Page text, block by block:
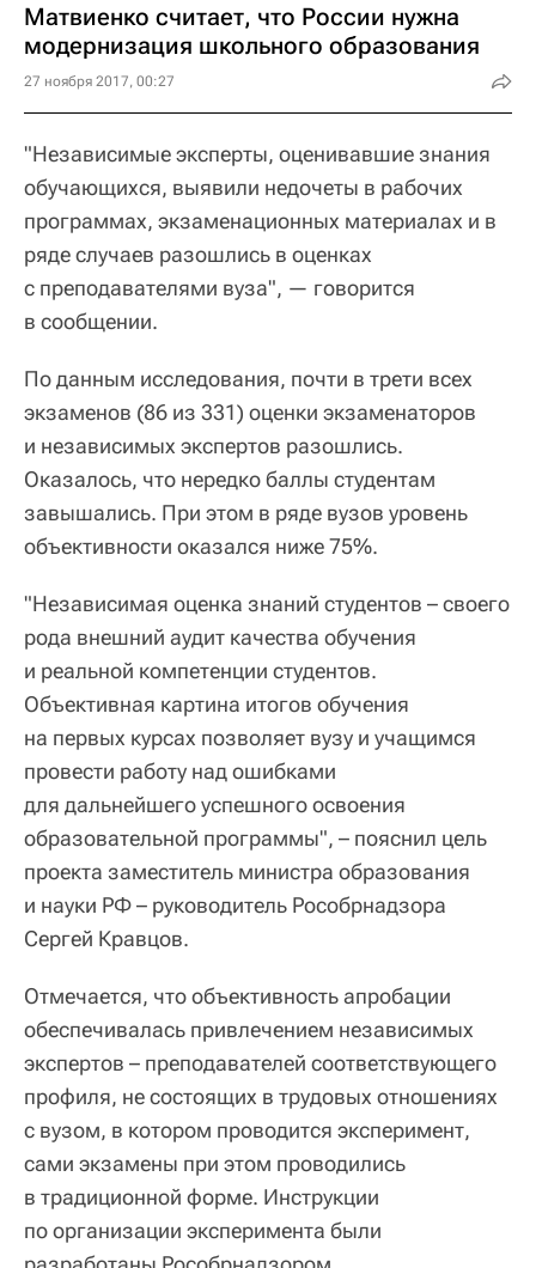
Матвиенко считает, что России нужна
модернизация школьного образования
27 ноября 2017, 00:27
"Независимые эксперты, оценивавшие знания
обучающихся, выявили недочеты в рабочих
программах, экзаменационных материалах и в
ряде случаев разошлись в оценках
с преподавателями вуза", — говорится
в сообщении.
По данным исследования, почти в трети всех
экзаменов (86 из 331) оценки экзаменаторов
и независимых экспертов разошлись.
Оказалось, что нередко баллы студентам
завышались. При этом в ряде вузов уровень
объективности оказался ниже 75%.
"Независимая оценка знаний студентов – своего
рода внешний аудит качества обучения
и реальной компетенции студентов.
Объективная картина итогов обучения
на первых курсах позволяет вузу и учащимся
провести работу над ошибками
для дальнейшего успешного освоения
образовательной программы", – пояснил цель
проекта заместитель министра образования
и науки РФ – руководитель Рособрнадзора
Сергей Кравцов.
Отмечается, что объективность апробации
обеспечивалась привлечением независимых
экспертов – преподавателей соответствующего
профиля, не состоящих в трудовых отношениях
с вузом, в котором проводится эксперимент,
сами экзамены при этом проводились
в традиционной форме. Инструкции
по организации эксперимента были